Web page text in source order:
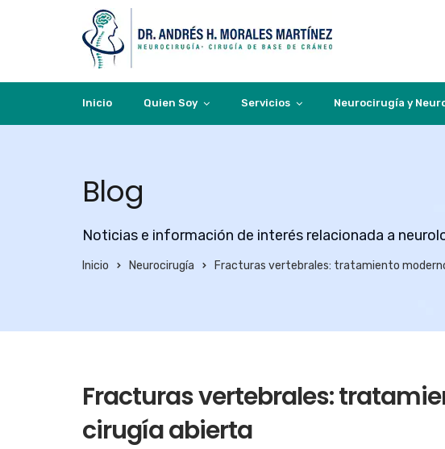
Inicio Quien Soy Servicios Neurocirugía y
Blog
Noticias e información de interés relacionada a
Inicio Neurocirugía Fracturas vertebrales: tratamiento
Fracturas vertebrales:
cirugía abierta